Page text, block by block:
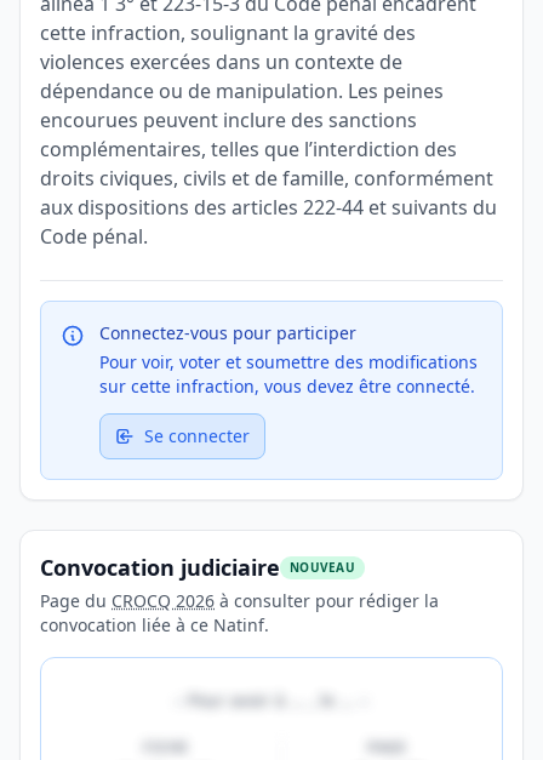
cette infraction, soulignant la gravité des
violences exercées dans un contexte de
dépendance ou de manipulation. Les peines
encourues peuvent inclure des sanctions
complémentaires, telles que l’interdiction des
droits civiques, civils et de famille, conformément
aux dispositions des articles 222-44 et suivants du
Code pénal.
Connectez-vous pour participer
Pour voir, voter et soumettre des modifications
sur cette infraction, vous devez être connecté.
Se connecter
Convocation judiciaire NOUVEAU
Page du CROCQ 2026 à consulter pour rédiger la
convocation liée à ce Natinf.
Pour avoir à